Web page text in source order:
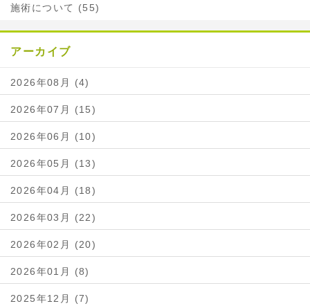
施術について (55)
アーカイブ
2026年08月 (4)
2026年07月 (15)
2026年06月 (10)
2026年05月 (13)
2026年04月 (18)
2026年03月 (22)
2026年02月 (20)
2026年01月 (8)
2025年12月 (7)